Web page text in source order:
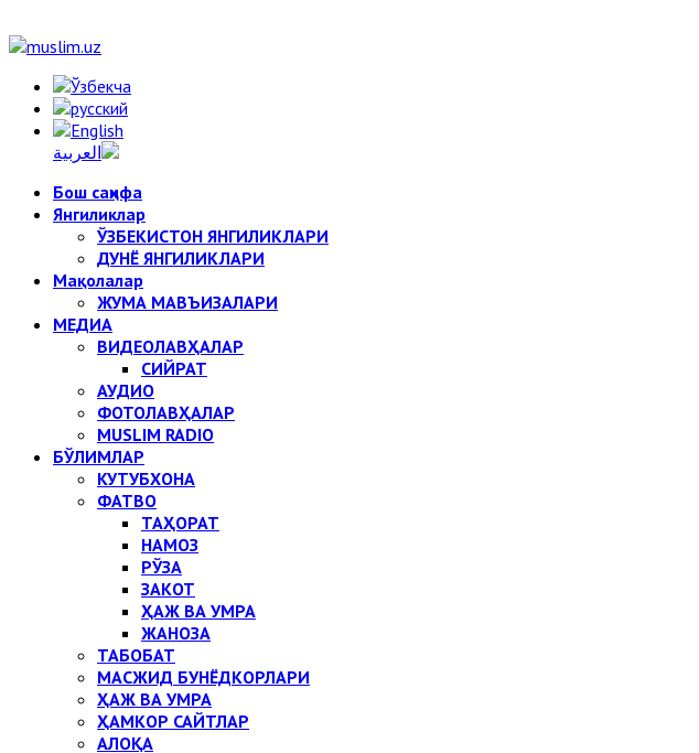
Бош саҳифа
Янгиликлар
ЎЗБЕКИСТОН ЯНГИЛИКЛАРИ
ДУНЁ ЯНГИЛИКЛАРИ
Мақолалар
ЖУМА МАВЪИЗАЛАРИ
МЕДИА
ВИДЕОЛАВҲАЛАР
СИЙРАТ
АУДИО
ФОТОЛАВҲАЛАР
MUSLIM RADIO
БЎЛИМЛАР
КУТУБХОНА
ФАТВО
ТАҲОРАТ
НАМОЗ
РЎЗА
ЗАКОТ
ҲАЖ ВА УМРА
ЖАНОЗА
ТАБОБАТ
МАСЖИД БУНЁДКОРЛАРИ
ҲАЖ ВА УМРА
ҲАМКОР САЙТЛАР
АЛОҚА